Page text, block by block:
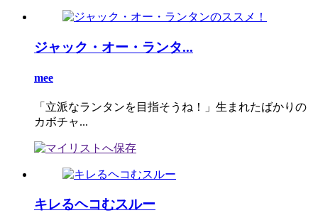
ジャック・オー・ランタ...
mee
「立派なランタンを目指そうね！」生まれたばかりの
カボチャ...
キレるヘコむスルー